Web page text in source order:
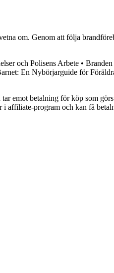
om. Genom att följa
och Polisens Arbete • Branden
En Nybörjarguide för
emot betalning för köp som
affiliate-program och kan få